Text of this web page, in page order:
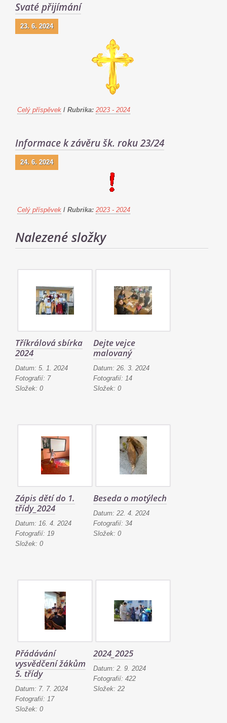
Svaté přijímání
23. 6. 2024
Celý příspěvek / Rubrika: 2023 - 2024
Informace k závěru šk. roku 23/24
24. 6. 2024
Celý příspěvek / Rubrika: 2023 - 2024
Nalezené složky
Tříkrálová sbírka
2024
Datum: 5. 1. 2024
Fotografií: 7
Složek: 0
Dejte vejce
malovaný
Datum: 26. 3. 2024
Fotografií: 14
Složek: 0
Zápis dětí do 1.
třídy_2024
Datum: 16. 4. 2024
Fotografií: 19
Složek: 0
Beseda o motýlech
Datum: 22. 4. 2024
Fotografií: 34
Složek: 0
Přádávání
vysvědčení žákům
5. třídy
Datum: 7. 7. 2024
Fotografií: 17
Složek: 0
2024_2025
Datum: 2. 9. 2024
Fotografií: 422
Složek: 22